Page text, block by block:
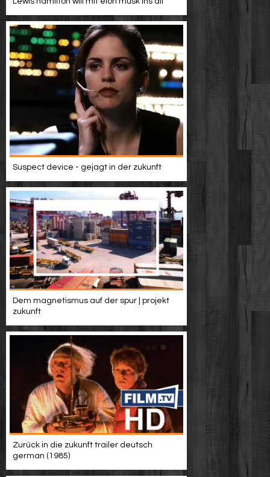
Suspect device - gejagt in der zukunft
Dem magnetismus auf der spur | projekt
zukunft
Zurück in die zukunft trailer deutsch
german (1985)